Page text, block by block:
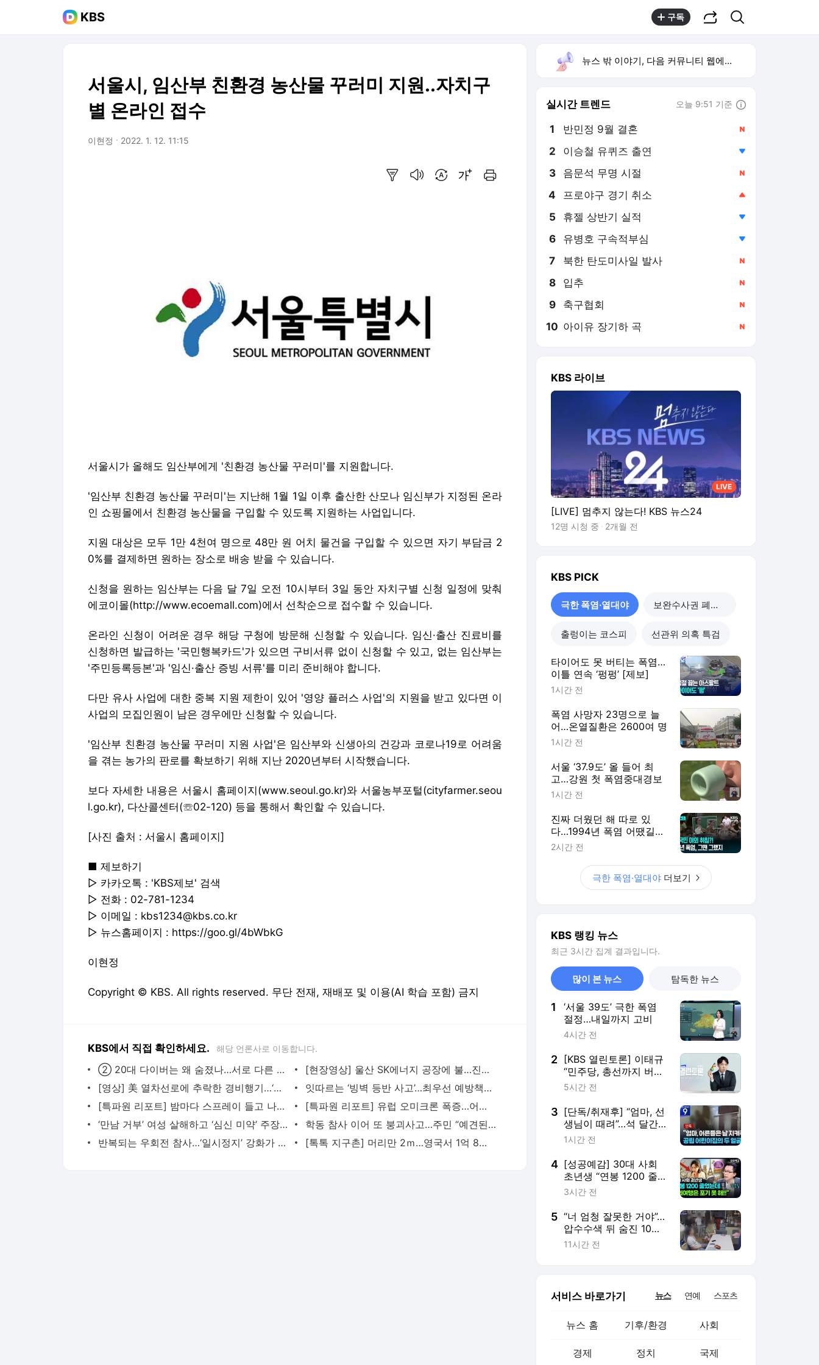
KBS 구독
서울시, 임산부 친환경 농산물 꾸러미 지원..자치구
별 온라인 접수
이현정 2022. 1. 12. 11:15
서울시가 올해도 임산부에게 '친환경 농산물 꾸러미'를 지원합니다.
'임산부 친환경 농산물 꾸러미'는 지난해 1월 1일 이후 출산한 산모나 임신부가 지정된 온라
인 쇼핑몰에서 친환경 농산물을 구입할 수 있도록 지원하는 사업입니다.
지원 대상은 모두 1만 4천여 명으로 48만 원 어치 물건을 구입할 수 있으면 자기 부담금 2
0%를 결제하면 원하는 장소로 배송 받을 수 있습니다.
신청을 원하는 임산부는 다음 달 7일 오전 10시부터 3일 동안 자치구별 신청 일정에 맞춰
에코이몰(http://www.ecoemall.com)에서 선착순으로 접수할 수 있습니다.
온라인 신청이 어려운 경우 해당 구청에 방문해 신청할 수 있습니다. 임신·출산 진료비를
신청하면 발급하는 '국민행복카드'가 있으면 구비서류 없이 신청할 수 있고, 없는 임산부는
'주민등록등본'과 '임신·출산 증빙 서류'를 미리 준비해야 합니다.
다만 유사 사업에 대한 중복 지원 제한이 있어 '영양 플러스 사업'의 지원을 받고 있다면 이
사업의 모집인원이 남은 경우에만 신청할 수 있습니다.
'임산부 친환경 농산물 꾸러미 지원 사업'은 임산부와 신생아의 건강과 코로나19로 어려움
을 겪는 농가의 판로를 확보하기 위해 지난 2020년부터 시작했습니다.
보다 자세한 내용은 서울시 홈페이지(www.seoul.go.kr)와 서울농부포털(cityfarmer.seou
l.go.kr), 다산콜센터(☏02-120) 등을 통해서 확인할 수 있습니다.
[사진 출처 : 서울시 홈페이지]
■ 제보하기
▷ 카카오톡 : 'KBS제보' 검색
▷ 전화 : 02-781-1234
▷ 이메일 : kbs1234@kbs.co.kr
▷ 뉴스홈페이지 : https://goo.gl/4bWbkG
이현정
Copyright © KBS. All rights reserved. 무단 전재, 재배포 및 이용(AI 학습 포함) 금지
KBS에서 직접 확인하세요. 해당 언론사로 이동합니다.
② 20대 다이버는 왜 숨졌나…서로 다른 진술, 사고 쟁점은?
[현장영상] 울산 SK에너지 공장에 불…진화 작업 중
[영상] 美 열차선로에 추락한 경비행기…‘간발의 차’ 조종사 구한 경찰관
잇따르는 ‘빙벽 등반 사고’…최우선 예방책은?
[특파원 리포트] 밤마다 스프레이 들고 나서는 아프간 여성들…변화 가져올까
[특파원 리포트] 유럽 오미크론 폭증…어쩔 수 없는 ‘위드 코로나’로 가나
‘만남 거부’ 여성 살해하고 ‘심신 미약’ 주장…법원이 안 받아들인 이유는?
학동 참사 이어 또 붕괴사고…주민 “예견된 사고였다”
반복되는 우회전 참사…‘일시정지’ 강화가 대안?
[톡톡 지구촌] 머리만 2ｍ…영국서 1억 8천만 년 전 어룡 화석 발견
뉴스 밖 이야기, 다음 커뮤니티 웹에서 보기
실시간 트렌드 오늘 9:51 기준
1 반민정 9월 결혼
2 이승철 유퀴즈 출연
3 음문석 무명 시절
4 프로야구 경기 취소
5 휴젤 상반기 실적
6 유병호 구속적부심
7 북한 탄도미사일 발사
8 입추
9 축구협회
10 아이유 장기하 곡
KBS 라이브
LIVE
[LIVE] 멈추지 않는다! KBS 뉴스24
12명 시청 중 2개월 전
KBS PICK
극한 폭염·열대야 보완수사권 폐지 진통
출렁이는 코스피 선관위 의혹 특검
타이어도 못 버티는 폭염…
이틀 연속 ‘펑펑’ [제보]
1시간 전
폭염 사망자 23명으로 늘
어…온열질환은 2600여 명
1시간 전
서울 ‘37.9도’ 올 들어 최
고…강원 첫 폭염중대경보
1시간 전
진짜 더웠던 해 따로 있
다…1994년 폭염 어땠길
래? [이런뉴스]
2시간 전
극한 폭염·열대야 더보기
KBS 랭킹 뉴스
최근 3시간 집계 결과입니다.
많이 본 뉴스 탐독한 뉴스
1
‘서울 39도’ 극한 폭염
절정…내일까지 고비
4시간 전
2 [KBS 열린토론] 이태규
“민주당, 총선까지 버티
겠나? 김민석 되면 보완
수사권 손볼 것”
5시간 전
3 [단독/취재후] “엄마, 선
생님이 때려”…석 달간
이어진 세 살 아이의 호
1시간 전
4 [성공예감] 30대 사회
초년생 “연봉 1200 줄었
는데 해외여행은 포기
못 해!!” - 김경필 머니트
레이너
3시간 전
5 “너 엄청 잘못한 거야”…
압수수색 뒤 숨진 10대,
유족 국가배상 소송
11시간 전
서비스 바로가기 뉴스 연예 스포츠
뉴스 홈 기후/환경 사회
경제 정치 국제